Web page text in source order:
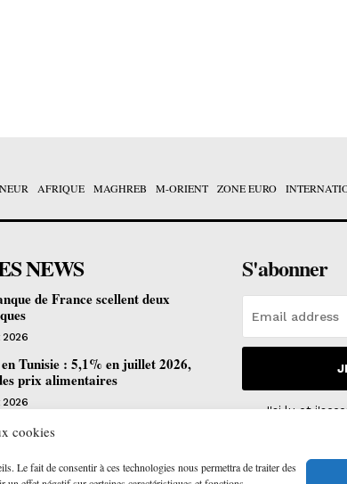
cookies
Le fait de consentir à ces technologies nous permettra de traiter des
AFRIQUE MAGHREB M-ORIENT ZONE EURO
NEWS
de France scellent deux
2026
Tunisie : 5,1% en juillet 2026,
prix alimentaires
2026
en fibre optique ouvre ses
août 2026
S'abonner
J'ai lu et